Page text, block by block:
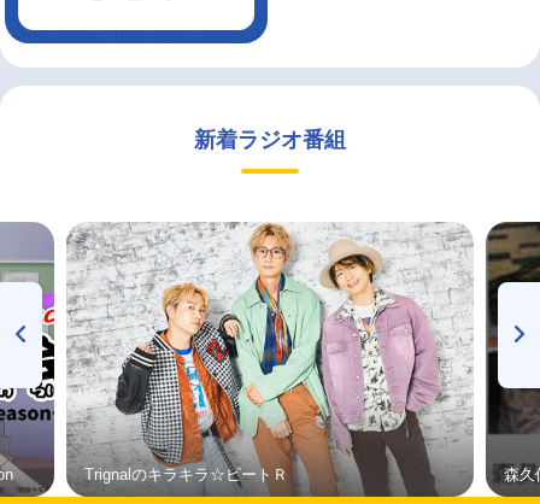
新着ラジオ番組
Trignalのキラキラ☆ビートＲ 森久